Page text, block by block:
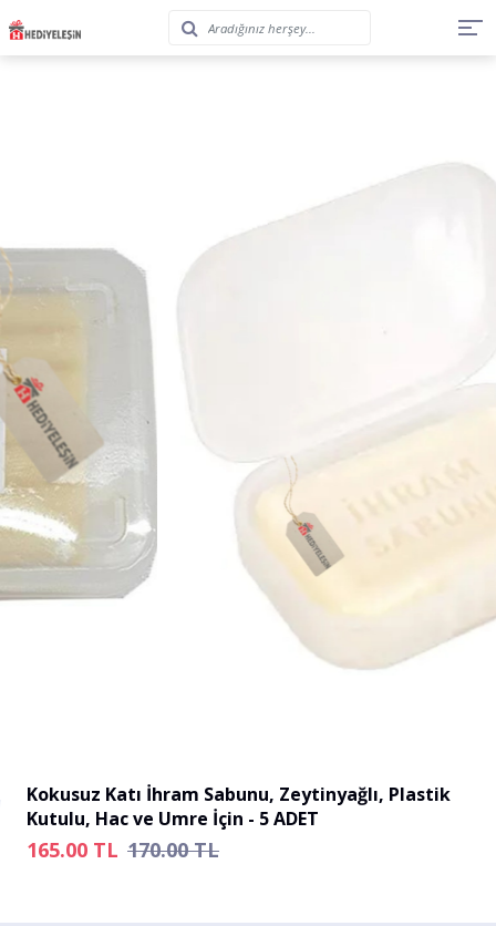
Kokusuz Katı İhram Sabunu, Zeytinyağlı, Plastik
Kutulu, Hac ve Umre İçin - 5 ADET
165.00 TL 170.00 TL